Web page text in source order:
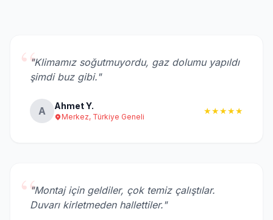
“"Klimamız soğutmuyordu, gaz dolumu yapıldı
şimdi buz gibi."
A Ahmet Y.
Merkez, Türkiye Geneli
★★★★★
“"Montaj için geldiler, çok temiz çalıştılar.
Duvarı kirletmeden hallettiler."